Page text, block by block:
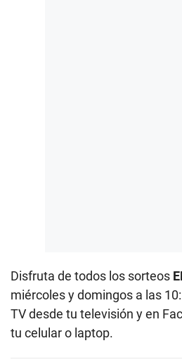
Disfruta de todos los sorteos
miércoles y domingos a las
TV desde tu televisión y en
tu celular o laptop.